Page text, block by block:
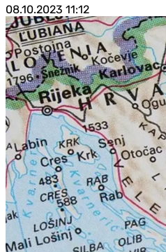
08.10.2023 11:12